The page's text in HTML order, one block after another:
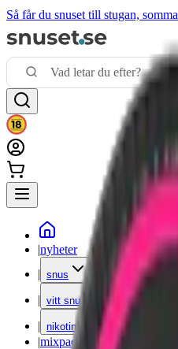
Så får du snuset till stugan,
|nyheter
| snus
| vitt snus
| nikotinfritt
|mixpack